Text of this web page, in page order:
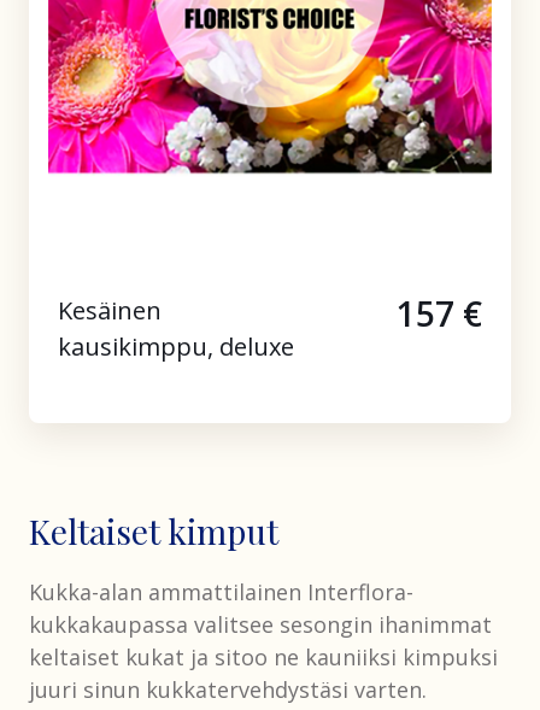
Kesäinen
kausikimppu, deluxe
157 €
Keltaiset kimput
Kukka-alan ammattilainen Interflora-
kukkakaupassa valitsee sesongin ihanimmat
keltaiset kukat ja sitoo ne kauniiksi kimpuksi
juuri sinun kukkatervehdystäsi varten.